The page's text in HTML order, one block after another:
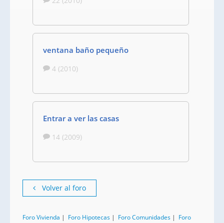
ventana baño pequeño
4 (2010)
Entrar a ver las casas
14 (2009)
Volver al foro
Foro Vivienda | Foro Hipotecas | Foro Comunidades | Foro